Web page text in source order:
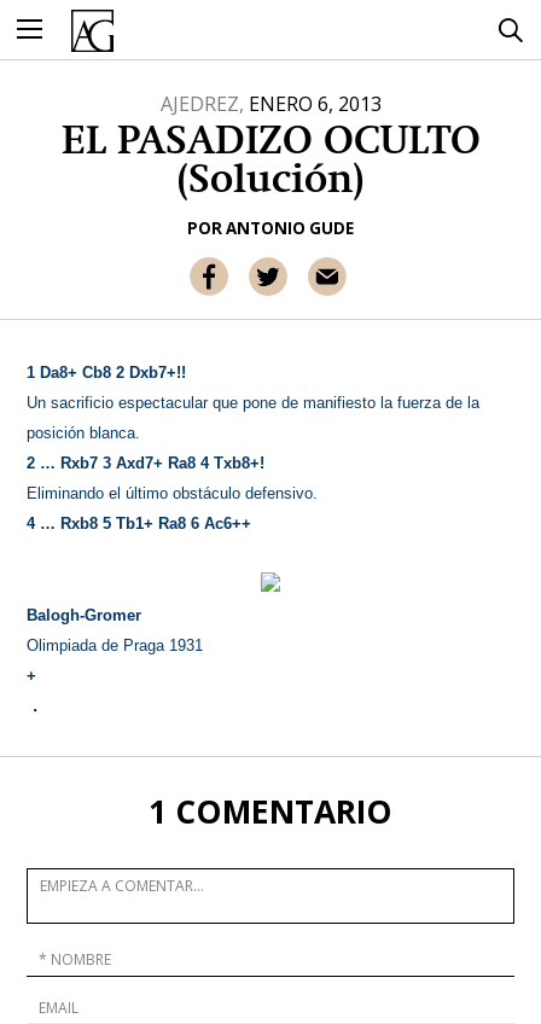
contenido
AJEDREZ, ENERO 6, 2013
EL PASADIZO OCULTO
(Solución)
PORANTONIO GUDE
1 Da8+ Cb8 2 Dxb7+!!
Un sacrificio espectacular que pone de manifiesto la fuerza de la
posición blanca.
2 … Rxb7 3 Axd7+ Ra8 4 Txb8+!
Eliminando el último obstáculo defensivo.
4 … Rxb8 5 Tb1+ Ra8 6 Ac6++
Balogh-Gromer
Olimpiada de Praga 1931
+
.
1 COMENTARIO